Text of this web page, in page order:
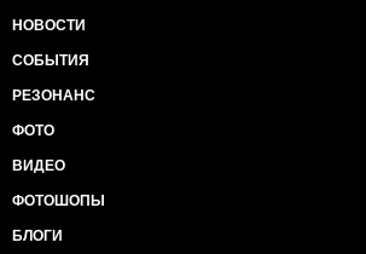
НОВОСТИ
СОБЫТИЯ
РЕЗОНАНС
ФОТО
ВИДЕО
ФОТОШОПЫ
БЛОГИ